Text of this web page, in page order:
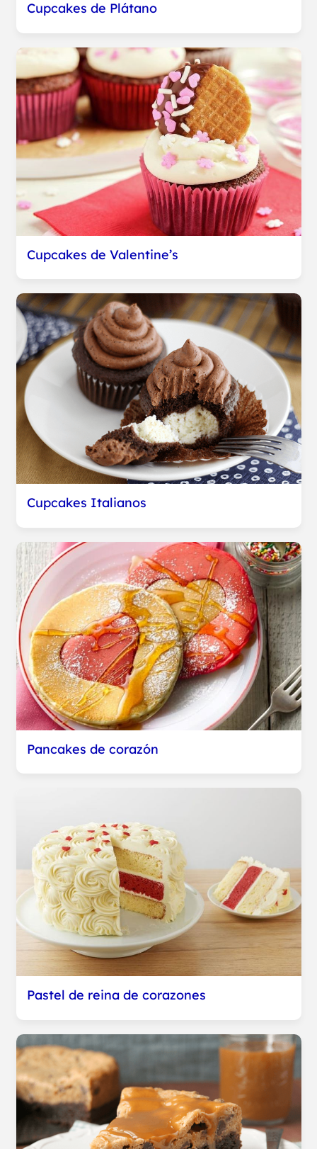
Cupcakes de Plátano
Cupcakes de Valentine’s
Cupcakes Italianos
Pancakes de corazón
Pastel de reina de corazones